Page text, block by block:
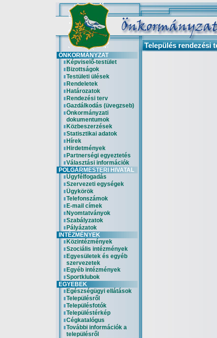
Település rendezési
ÖNKORMÁNYZAT
Képviselő-testület
Bizottságok
Testületi ülések
Rendeletek
Határozatok
Rendezési terv
Gazdálkodás (üvegzseb)
Önkormányzati
dokumentumok
Közbeszerzések
Statisztikai adatok
Hírek
Hirdetmények
Partnerségi egyeztetés
Választási információk
POLGÁRMESTERI HIVATAL
Ügyfélfogadás
Szervezeti egységek
Ügykörök
Telefonszámok
E-mail címek
Nyomtatványok
Szabályzatok
Pályázatok
INTÉZMÉNYEK
Közintézmények
Szociális intézmények
Egyesületek és egyéb
szervezetek
Egyéb intézmények
Sportklubok
EGYEBEK
Egészségügyi ellátások
Településről
Településfotók
Településtérkép
Cégkatalógus
További információk a
településről